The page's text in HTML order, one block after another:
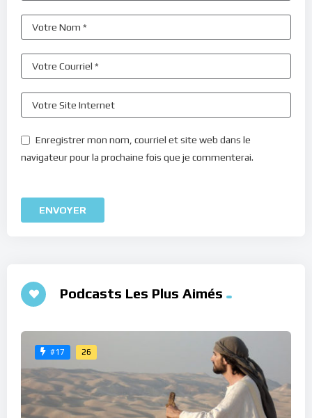
Enregistrer mon nom, courriel et site web dans le
navigateur pour la prochaine fois que je commenterai.
Podcasts Les Plus Aimés
#17 26